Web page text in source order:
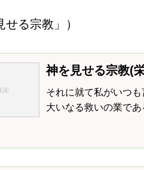
せる宗教」）
神を見せる宗教(
それに就て私がいつ
大いなる救いの業であ